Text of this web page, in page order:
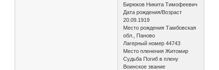
Бирюков Никита Тимофеевич
Дата рождения/Возраст
20.09.1919
Место рождения Тамбовская
обл., Паново
Лагерный номер 44743
Место пленения Житомир
Судьба Погиб в плену
Воинское звание